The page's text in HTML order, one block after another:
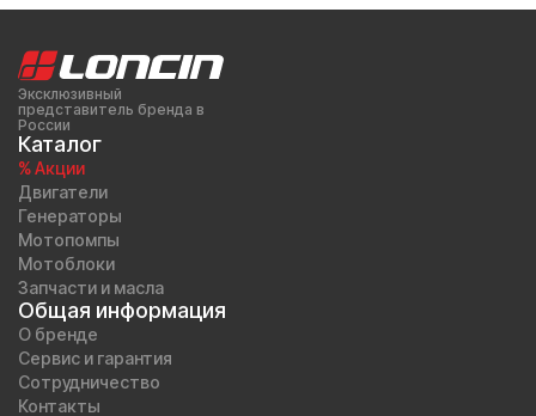
Эксклюзивный
представитель бренда в
России
Каталог
% Акции
Двигатели
Генераторы
Мотопомпы
Мотоблоки
Запчасти и масла
Общая информация
О бренде
Сервис и гарантия
Сотрудничество
Контакты